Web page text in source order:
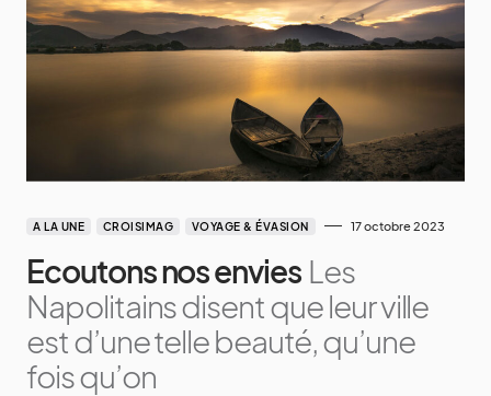
A LA UNE CROISIMAG VOYAGE & ÉVASION 17 octobre 2023
Ecoutons nos envies Les
Napolitains disent que leur ville
est d’une telle beauté, qu’une
fois qu’on